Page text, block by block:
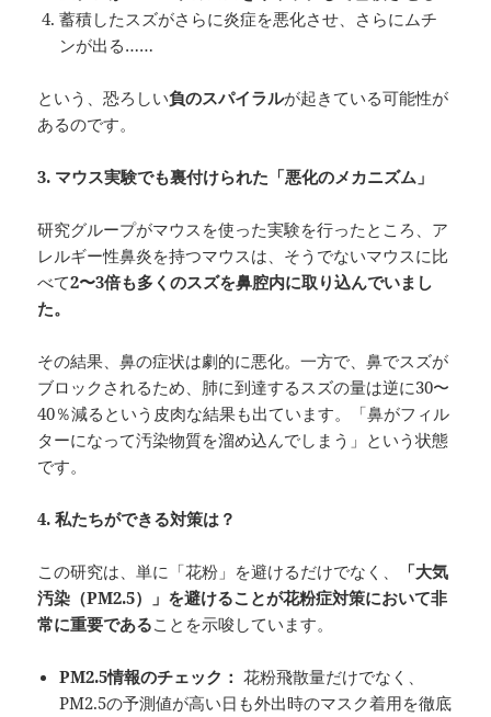
蓄積したスズがさらに炎症を悪化させ、さらにムチ
ンが出る……
という、恐ろしい負のスパイラルが起きている可能性が
あるのです。
3. マウス実験でも裏付けられた「悪化のメカニズム」
研究グループがマウスを使った実験を行ったところ、ア
レルギー性鼻炎を持つマウスは、そうでないマウスに比
べて2〜3倍も多くのスズを鼻腔内に取り込んでいまし
た。
その結果、鼻の症状は劇的に悪化。一方で、鼻でスズが
ブロックされるため、肺に到達するスズの量は逆に30〜
40％減るという皮肉な結果も出ています。「鼻がフィル
ターになって汚染物質を溜め込んでしまう」という状態
です。
4.私たちができる対策は？
この研究は、単に「花粉」を避けるだけでなく、
「大気
汚染（PM2.5）」を避けることが花粉症対策において非
常に重要であることを示唆しています。
PM2.5情報のチェック： 花粉飛散量だけでなく、
PM2.5の予測値が高い日も外出時のマスク着用を徹底